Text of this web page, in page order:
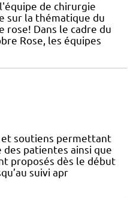
de chirurgie
sur la thématique du
rose! Dans le cadre du
Rose, les équipes
et soutiens permettant
des patientes ainsi que
proposés dès le début
suivi apr